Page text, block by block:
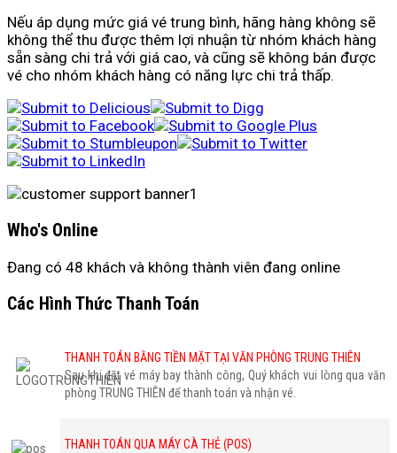
Nếu áp dụng mức giá vé trung bình, hãng hàng không sẽ
không thể thu được thêm lợi nhuận từ nhóm khách hàng
sẵn sàng chi trả với giá cao, và cũng sẽ không bán được
vé cho nhóm khách hàng có năng lực chi trả thấp.
Who's Online
Đang có 48 khách và không thành viên đang online
Các Hình Thức Thanh Toán
THANH TOÁN BẰNG TIỀN MẶT TẠI VĂN PHÒNG TRUNG THIÊN
Sau khi đặt vé máy bay thành công, Quý khách vui lòng qua văn
phòng TRUNG THIÊN để thanh toán và nhận vé.
THANH TOÁN QUA MÁY CÀ THẺ (POS)